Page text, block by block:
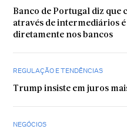
Banco de Portugal diz que
através de intermediários
diretamente nos bancos
REGULAÇÃO E TENDÊNCIAS
Trump insiste em juros
NEGÓCIOS